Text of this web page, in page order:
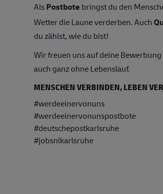
AlsPostbote bringst du den
Wetter die Laune verderben. Auch
du zählst, wie du bist!
Wir freuen uns auf deine Bewerbung
auch ganz ohne Lebenslauf.
MENSCHEN VERBINDEN, LEBEN
#werdeeinervonuns
#werdeeinervonunspostbote
#deutschepostkarlsruhe
#jobsnlkarlsruhe